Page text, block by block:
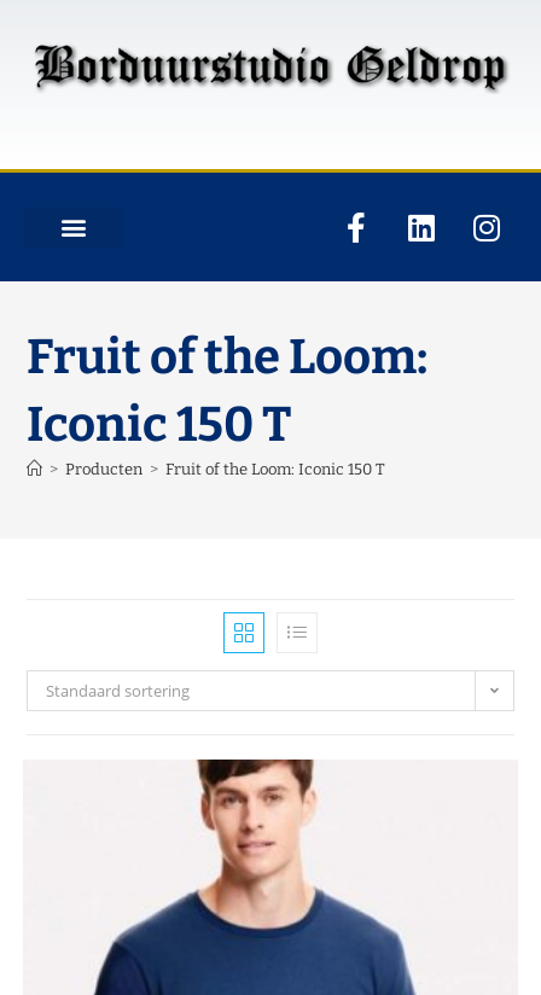
Fruit of the Loom:
Iconic 150 T
> Producten > Fruit of the Loom: Iconic 150 T
Standaard sortering